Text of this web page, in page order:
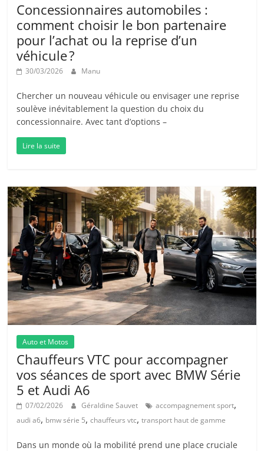
Concessionnaires automobiles :
comment choisir le bon partenaire
pour l’achat ou la reprise d’un
véhicule ?
30/03/2026 Manu
Chercher un nouveau véhicule ou envisager une reprise
soulève inévitablement la question du choix du
concessionnaire. Avec tant d’options –
Lire la suite
Auto et Motos
Chauffeurs VTC pour accompagner
vos séances de sport avec BMW Série
5 et Audi A6
07/02/2026 Géraldine Sauvet accompagnement sport,
audi a6, bmw série 5,chauffeurs vtc,transport haut de gamme
Dans un monde où la mobilité prend une place cruciale